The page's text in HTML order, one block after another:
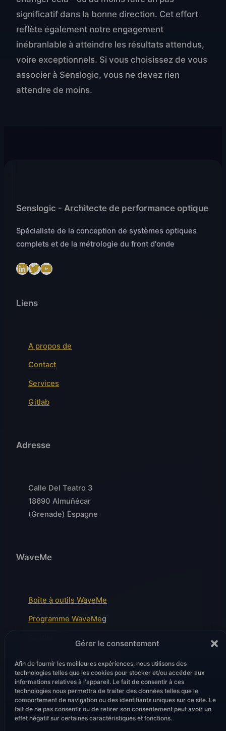
Gérer le consentement
Afin de fournir les meilleures expériences, nous utilisons des
technologies telles que les cookies pour stocker et/ou accéder aux
informations relatives à l'appareil. Le fait de consentir à ces
technologies nous permettra de traiter des données telles que le
comportement de navigation ou des identifiants uniques sur ce site. Le
fait de ne pas consentir ou de retirer son consentement peut avoir un
effet négatif sur certaines caractéristiques et fonctions.
significatif dans la bonne direction. Cet effort
reflète également notre engagement
inébranlable à atteindre les résultats attendus,
voire exceptionnels. Si vous choisissez de vous
associer à Senslogic, vous ne devez rien
attendre de moins.
Senslogic - Architecte de performance optique
Spécialiste de la conception de systèmes optiques
complets et de la métrologie du front d'onde
LinkedIn Twitter https://www.youtube.com/@SenslogicS.L.
Liens
A propos de
Contact
Services
Gitlab
Adresse
Calle Del Teatro 3
18690 Almuñécar
(Grenade) Espagne
WaveMe
Boîte à outils WaveMe
Programme WaveMeg
Juridique